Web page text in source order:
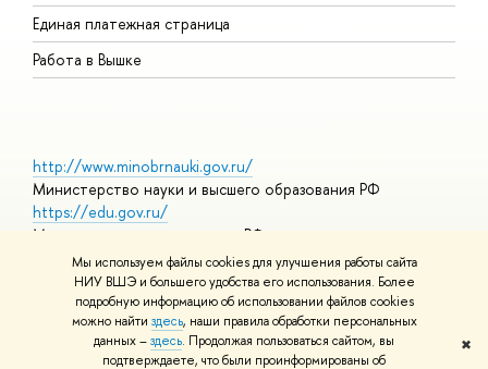
Мы используем файлы cookies для улучшения работы сайта
НИУ ВШЭ и большего удобства его использования. Более
подробную информацию об использовании файлов cookies
можно найти здесь, наши правила обработки персональных
данных –здесь. Продолжая пользоваться сайтом, вы
подтверждаете, что были проинформированы об
✖
Единая платежная страница
Работа в Вышке
http://www.minobrnauki.gov.ru/
Министерство науки и высшего образования РФ
https://edu.gov.ru/
Министерство просвещения РФ
https://elearning.hse.ru/mooc
Массовые открытые онлайн-курсы
© НИУ ВШЭ 1993–2026 Адреса и контактыУсловия